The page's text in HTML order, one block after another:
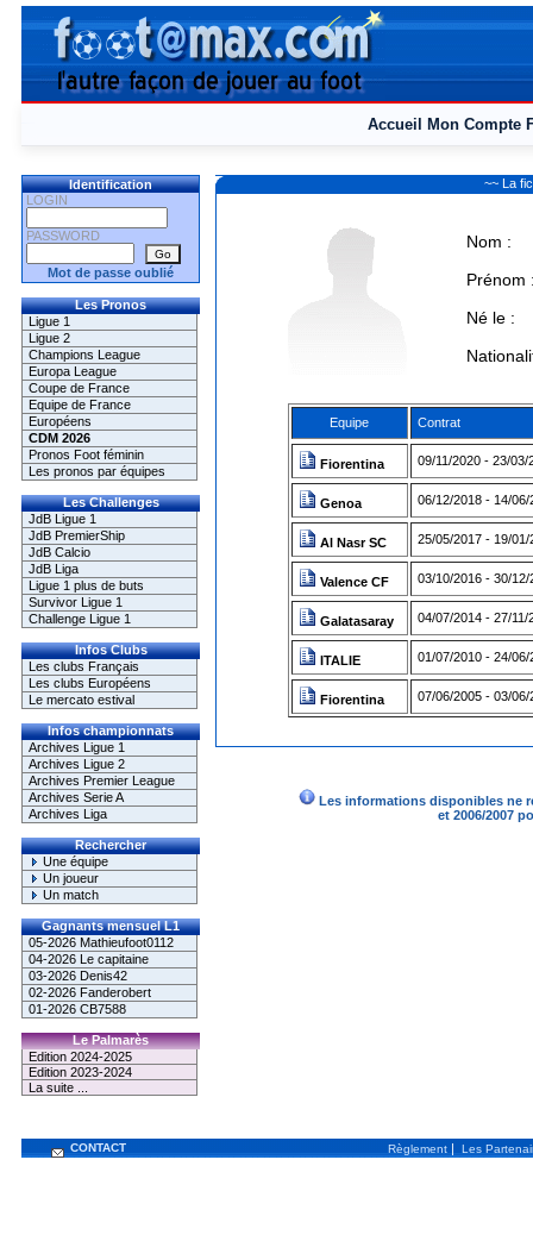
Accueil Mon Compte
Identification
LOGIN
PASSWORD
Mot de passe oublié
Les Pronos
Ligue 1
Ligue 2
Champions League
Europa League
Coupe de France
Equipe de France
Européens
CDM 2026
Pronos Foot féminin
Les pronos par équipes
Les Challenges
JdB Ligue 1
JdB PremierShip
JdB Calcio
JdB Liga
Ligue 1 plus de buts
Survivor Ligue 1
Challenge Ligue 1
Infos Clubs
Les clubs Français
Les clubs Européens
Le mercato estival
Infos championnats
Archives Ligue 1
Archives Ligue 2
Archives Premier League
Archives Serie A
Archives Liga
Rechercher
Une équipe
Un joueur
Un match
Gagnants mensuel L1
05-2026 Mathieufoot0112
04-2026 Le capitaine
03-2026 Denis42
02-2026 Fanderobert
01-2026 CB7588
Le Palmarès
Edition 2024-2025
Edition 2023-2024
La suite ...
~~ La
Nom :
Prénom
Né le :
Equipe Contrat
Fiorentina 09/11/2020 - 23/03/
Genoa 06/12/2018 - 14/06/
Al Nasr SC 25/05/2017 - 19/01/
Valence CF 03/10/2016 - 30/12/
Galatasaray 04/07/2014 - 27/11/
ITALIE 01/07/2010 - 24/06/
Fiorentina 07/06/2005 - 03/06/
Les informations disponibles ne
et 2006/2007
CONTACT Règlement | Les